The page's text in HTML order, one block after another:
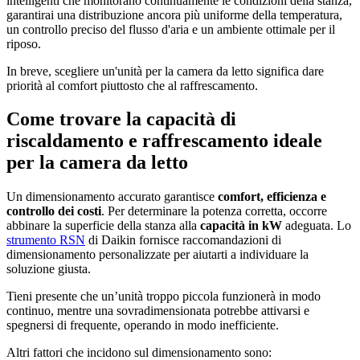
garantirai una distribuzione ancora più uniforme della temperatura,
un controllo preciso del flusso d'aria e un ambiente ottimale per il
riposo.
In breve, scegliere un'unità per la camera da letto significa dare
priorità al comfort piuttosto che al raffrescamento.
Come trovare la capacità di
riscaldamento e raffrescamento ideale
per la camera da letto
Un dimensionamento accurato garantisce comfort, efficienza e
controllo dei costi. Per determinare la potenza corretta, occorre
abbinare la superficie della stanza alla capacità in kW adeguata. Lo
strumento RSN di Daikin fornisce raccomandazioni di
dimensionamento personalizzate per aiutarti a individuare la
soluzione giusta.
Tieni presente che un’unità troppo piccola funzionerà in modo
continuo, mentre una sovradimensionata potrebbe attivarsi e
spegnersi di frequente, operando in modo inefficiente.
Altri fattori che incidono sul dimensionamento sono: